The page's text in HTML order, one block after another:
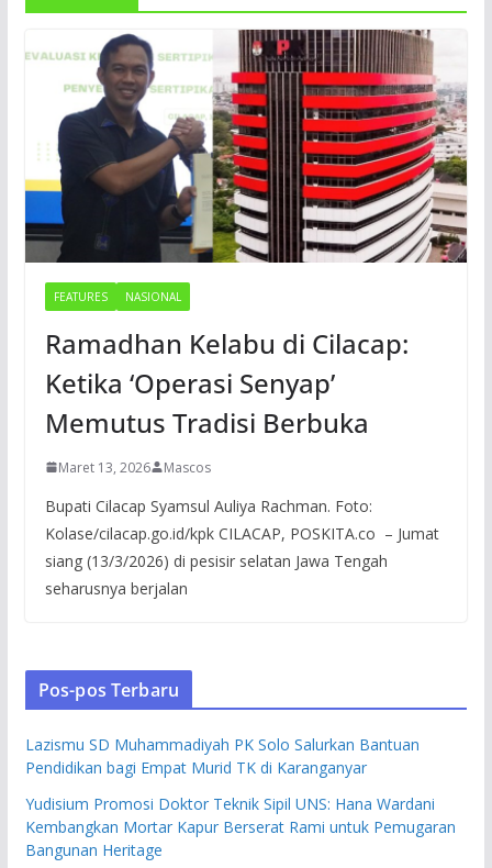
FEATURES NASIONAL
Ramadhan Kelabu di Cilacap:
Ketika ‘Operasi Senyap’
Memutus Tradisi Berbuka
Maret 13, 2026 Mascos
Bupati Cilacap Syamsul Auliya Rachman. Foto:
Kolase/cilacap.go.id/kpk CILACAP, POSKITA.co – Jumat
siang (13/3/2026) di pesisir selatan Jawa Tengah
seharusnya berjalan
Pos-pos Terbaru
Lazismu SD Muhammadiyah PK Solo Salurkan Bantuan
Pendidikan bagi Empat Murid TK di Karanganyar
Yudisium Promosi Doktor Teknik Sipil UNS: Hana Wardani
Kembangkan Mortar Kapur Berserat Rami untuk Pemugaran
Bangunan Heritage